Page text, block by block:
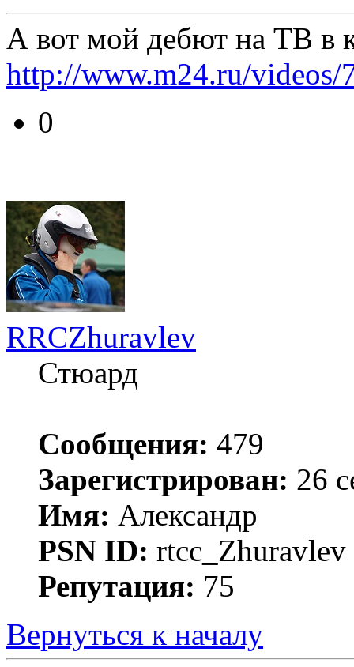
А вот мой дебют на ТВ в
http://www.m24.ru/videos/
0
RRCZhuravlev
Стюард
Сообщения: 479
Зарегистрирован: 26
Имя: Александр
PSN ID:
Репутация: 75
Вернуться к началу